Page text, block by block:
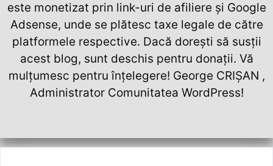
este monetizat prin link-uri de afiliere și Google
Adsense, unde se plătesc taxe legale de către
platformele respective. Dacă dorești să susții
acest blog, sunt deschis pentru donații. Vă
mulțumesc pentru înțelegere! George CRIȘAN ,
Administrator Comunitatea WordPress!